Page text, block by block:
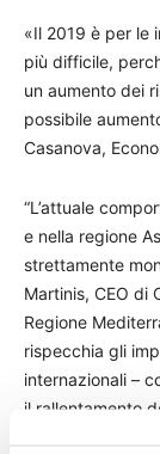
«Il 2019 è per le
più difficile,
un aumento dei
possibile
Casanova,
“L’attuale
e nella regione
strettamente
Martinis, CEO di
Regione
rispecchia gli
internazionali –
il rallentamento